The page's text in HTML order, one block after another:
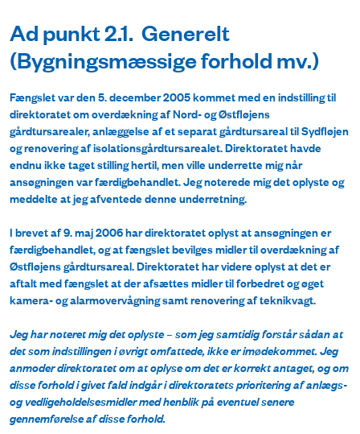
Ad punkt 2.1. Generelt
(Bygningsmæssige forhold mv.)
Fængslet var den 5. december 2005 kommet med en indstilling til
direktoratet om overdækning af Nord- og Østfløjens
gårdtursarealer, anlæggelse af et separat gårdtursareal til Sydfløjen
og renovering af isolationsgårdtursarealet. Direktoratet havde
endnu ikke taget stilling hertil, men ville underrette mig når
ansøgningen var færdigbehandlet. Jeg noterede mig det oplyste og
meddelte at jeg afventede denne underretning.
I brevet af 9. maj 2006 har direktoratet oplyst at ansøgningen er
færdigbehandlet, og at fængslet bevilges midler til overdækning af
Østfløjens gårdtursareal. Direktoratet har videre oplyst at det er
aftalt med fængslet at der afsættes midler til forbedret og øget
kamera- og alarmovervågning samt renovering af teknikvagt.
Jeg har noteret mig det oplyste – som jeg samtidig forstår sådan at
det som indstillingen i øvrigt omfattede, ikke er imødekommet. Jeg
anmoder direktoratet om at oplyse om det er korrekt antaget, og om
disse forhold i givet fald indgår i direktoratets prioritering af anlægs-
og vedligeholdelsesmidler med henblik på eventuel senere
gennemførelse af disse forhold.